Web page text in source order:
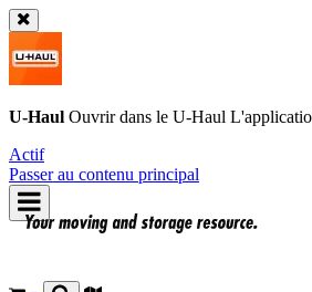
U-Haul Ouvrir dans le U-Haul
Actif
Passer au contenu principal